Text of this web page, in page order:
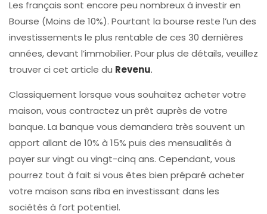
Les français sont encore peu nombreux à investir en
Bourse (Moins de 10%). Pourtant la bourse reste l’un des
investissements le plus rentable de ces 30 dernières
années, devant l’immobilier. Pour plus de détails, veuillez
trouver ci cet article du Revenu.
Classiquement lorsque vous souhaitez acheter votre
maison, vous contractez un prêt auprès de votre
banque. La banque vous demandera très souvent un
apport allant de 10% à 15% puis des mensualités à
payer sur vingt ou vingt-cinq ans. Cependant, vous
pourrez tout à fait si vous êtes bien préparé acheter
votre maison sans riba en investissant dans les
sociétés à fort potentiel.